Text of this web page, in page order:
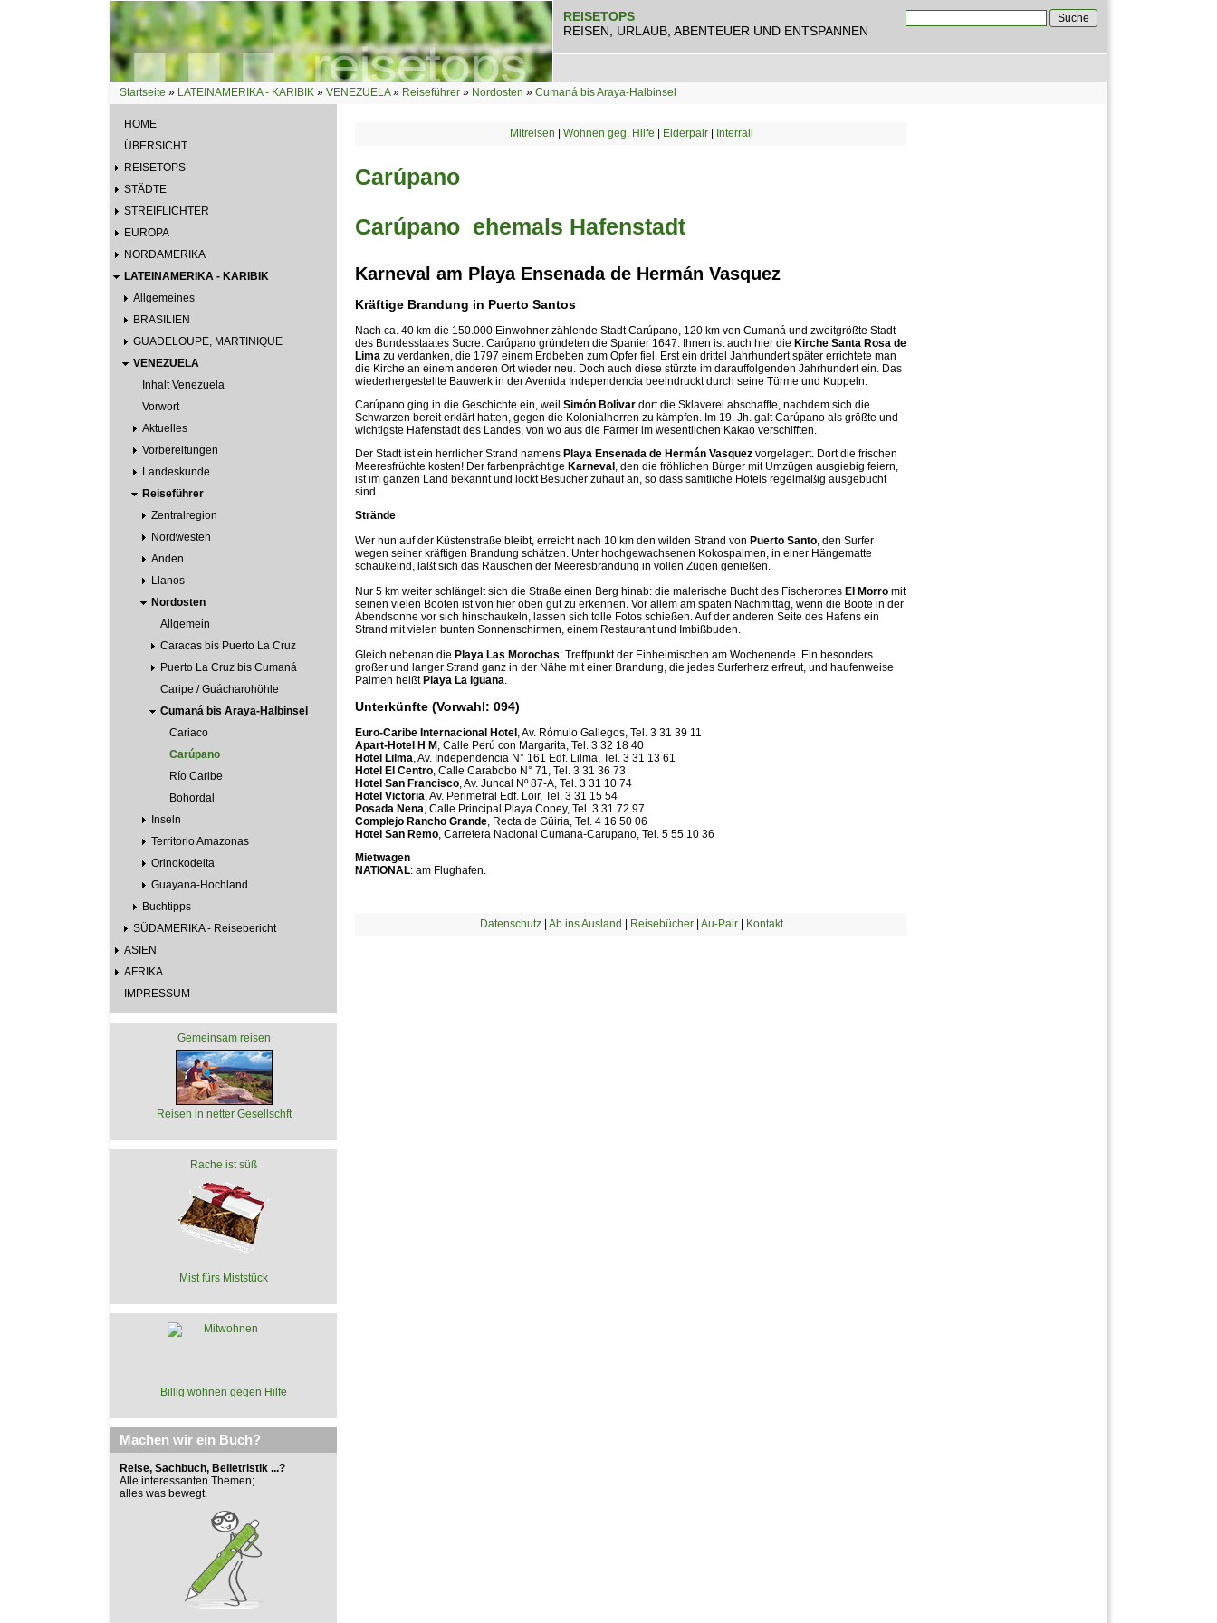
REISETOPS
REISEN, URLAUB, ABENTEUER UND ENTSPANNEN
Sie sind hier
Startseite » LATEINAMERIKA - KARIBIK » VENEZUELA» Reiseführer » Nordosten » Cumaná bis Araya-Halbinsel
HOME
ÜBERSICHT
REISETOPS
STÄDTE
STREIFLICHTER
EUROPA
NORDAMERIKA
LATEINAMERIKA - KARIBIK
Allgemeines
BRASILIEN
GUADELOUPE, MARTINIQUE
VENEZUELA
Inhalt Venezuela
Vorwort
Aktuelles
Vorbereitungen
Landeskunde
Reiseführer
Zentralregion
Nordwesten
Anden
Llanos
Nordosten
Allgemein
Caracas bis Puerto La Cruz
Puerto La Cruz bis Cumaná
Caripe / Guácharohöhle
Cumaná bis Araya-Halbinsel
Cariaco
Carúpano
Río Caribe
Bohordal
Inseln
Territorio Amazonas
Orinokodelta
Guayana-Hochland
Buchtipps
SÜDAMERIKA - Reisebericht
ASIEN
AFRIKA
IMPRESSUM
Gemeinsam reisen
Reisen in netter Gesellschft
Rache ist süß
Mist fürs Miststück
Billig wohnen gegen Hilfe
Machen wir ein Buch?
Reise, Sachbuch, Belletristik ...?
Alle interessanten Themen;
alles was bewegt.
Mitreisen Wohnen geg. Hilfe Elderpair| Interrail
Carúpano
Carúpano  ehemals Hafenstadt
Karneval am Playa Ensenada de Hermán Vasquez
Kräftige Brandung in Puerto Santos
Nach ca. 40 km die 150.000 Einwohner zählende Stadt Carúpano, 120 km von Cumaná und zweitgrößte Stadt
des Bundesstaates Sucre. Carúpano gründeten die Spanier 1647. Ihnen ist auch hier die Kirche Santa Rosa de
Lima zu verdanken, die 1797 einem Erdbeben zum Opfer fiel. Erst ein drittel Jahrhundert später errichtete man
die Kirche an einem anderen Ort wieder neu. Doch auch diese stürzte im darauffolgenden Jahrhundert ein. Das
wiederhergestellte Bauwerk in der Avenida Independencia beeindruckt durch seine Türme und Kuppeln.
Carúpano ging in die Geschichte ein, weil Simón Bolívar dort die Sklaverei abschaffte, nachdem sich die
Schwarzen bereit erklärt hatten, gegen die Kolonialherren zu kämpfen. Im 19. Jh. galt Carúpano als größte und
wichtigste Hafenstadt des Landes, von wo aus die Farmer im wesentlichen Kakao verschifften.
Der Stadt ist ein herrlicher Strand namens Playa Ensenada de Hermán Vasquez vorgelagert. Dort die frischen
Meeresfrüchte kosten! Der farbenprächtige Karneval , den die fröhlichen Bürger mit Umzügen ausgiebig feiern,
ist im ganzen Land bekannt und lockt Besucher zuhauf an, so dass sämtliche Hotels regelmäßig ausgebucht
sind.
Strände
Wer nun auf der Küstenstraße bleibt, erreicht nach 10 km den wilden Strand von Puerto Santo, den Surfer
wegen seiner kräftigen Brandung schätzen. Unter hochgewachsenen Kokospalmen, in einer Hängematte
schaukelnd, läßt sich das Rauschen der Meeresbrandung in vollen Zügen genießen.
Nur 5 km weiter schlängelt sich die Straße einen Berg hinab: die malerische Bucht des Fischerortes El Morro mit
seinen vielen Booten ist von hier oben gut zu erkennen. Vor allem am späten Nachmittag, wenn die Boote in der
Abendsonne vor sich hinschaukeln, lassen sich tolle Fotos schießen. Auf der anderen Seite des Hafens ein
Strand mit vielen bunten Sonnenschirmen, einem Restaurant und Imbißbuden.
Gleich nebenan die Playa Las Morochas; Treffpunkt der Einheimischen am Wochenende. Ein besonders
großer und langer Strand ganz in der Nähe mit einer Brandung, die jedes Surferherz erfreut, und haufenweise
Palmen heißt Playa La Iguana.
Unterkünfte (Vorwahl: 094)
Euro-Caribe Internacional Hotel , Av. Rómulo Gallegos, Tel. 3 31 39 11
Apart-Hotel H M , Calle Perú con Margarita, Tel. 3 32 18 40
Hotel Lilma, Av. Independencia N° 161 Edf. Lilma, Tel. 3 31 13 61
Hotel El Centro, Calle Carabobo N° 71, Tel. 3 31 36 73
Hotel San Francisco, Av. Juncal Nº 87-A, Tel. 3 31 10 74
Hotel Victoria, Av. Perimetral Edf. Loir, Tel. 3 31 15 54
Posada Nena, Calle Principal Playa Copey, Tel. 3 31 72 97
Complejo Rancho Grande, Recta de Güiria, Tel. 4 16 50 06
Hotel San Remo, Carretera Nacional Cumana-Carupano, Tel. 5 55 10 36
Mietwagen
NATIONAL: am Flughafen.
Datenschutz| Ab ins Ausland Reisebücher| Au-Pair| Kontakt